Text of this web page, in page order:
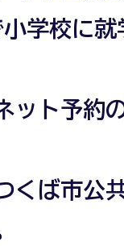
学校に
ット予約
くば市公